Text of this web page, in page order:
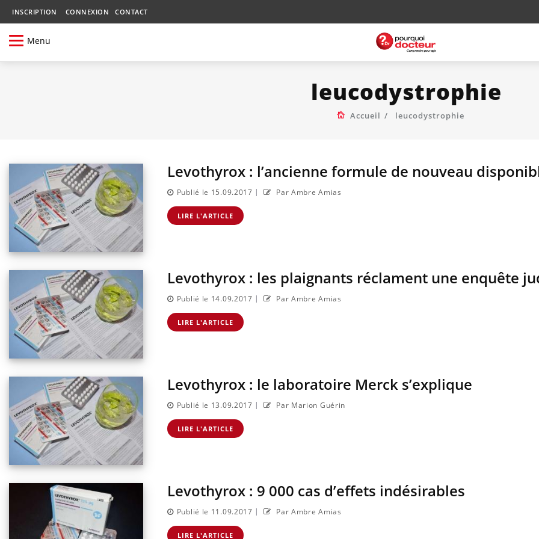
INSCRIPTION CONNEXION CONTACT
Menu
leucodystrophie
Accueil leucodystrophie
Levothyrox : l’ancienne formule de nouveau
Publié le 15.09.2017 | Par Ambre Amias
LIRE L'ARTICLE
Levothyrox : les plaignants réclament une enquête
Publié le 14.09.2017 | Par Ambre Amias
LIRE L'ARTICLE
Levothyrox : le laboratoire Merck s’explique
Publié le 13.09.2017 | Par Marion Guérin
LIRE L'ARTICLE
Levothyrox : 9 000 cas d’effets indésirables
Publié le 11.09.2017 | Par Ambre Amias
LIRE L'ARTICLE
Et si les caries pouvaient
bientôt disparaître sans